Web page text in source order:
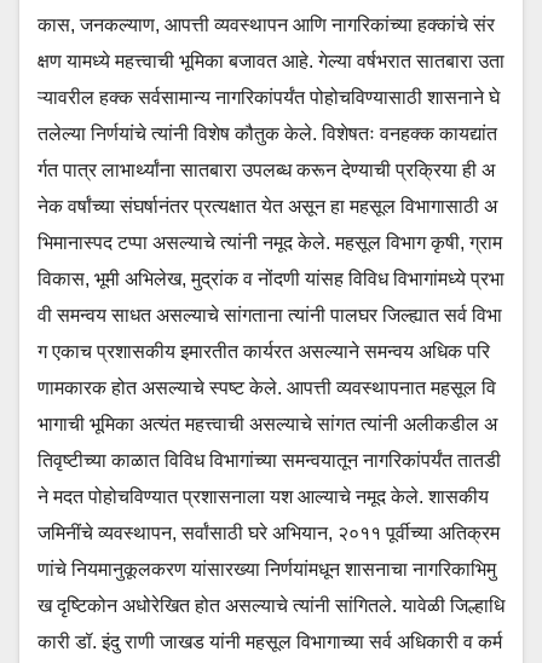
कास, जनकल्याण, आपत्ती व्यवस्थापन आणि नागरिकांच्या हक्कांचे संर
क्षण यामध्ये महत्त्वाची भूमिका बजावत आहे. गेल्या वर्षभरात सातबारा उता
ऱ्यावरील हक्क सर्वसामान्य नागरिकांपर्यंत पोहोचविण्यासाठी शासनाने घे
तलेल्या निर्णयांचे त्यांनी विशेष कौतुक केले. विशेषतः वनहक्क कायद्यांत
र्गत पात्र लाभार्थ्यांना सातबारा उपलब्ध करून देण्याची प्रक्रिया ही अ
नेक वर्षांच्या संघर्षानंतर प्रत्यक्षात येत असून हा महसूल विभागासाठी अ
भिमानास्पद टप्पा असल्याचे त्यांनी नमूद केले. महसूल विभाग कृषी, ग्राम
विकास, भूमी अभिलेख, मुद्रांक व नोंदणी यांसह विविध विभागांमध्ये प्रभा
वी समन्वय साधत असल्याचे सांगताना त्यांनी पालघर जिल्ह्यात सर्व विभा
ग एकाच प्रशासकीय इमारतीत कार्यरत असल्याने समन्वय अधिक परि
णामकारक होत असल्याचे स्पष्ट केले. आपत्ती व्यवस्थापनात महसूल वि
भागाची भूमिका अत्यंत महत्त्वाची असल्याचे सांगत त्यांनी अलीकडील अ
तिवृष्टीच्या काळात विविध विभागांच्या समन्वयातून नागरिकांपर्यंत तातडी
ने मदत पोहोचविण्यात प्रशासनाला यश आल्याचे नमूद केले. शासकीय
जमिनींचे व्यवस्थापन, सर्वांसाठी घरे अभियान, २०११ पूर्वीच्या अतिक्रम
णांचे नियमानुकूलकरण यांसारख्या निर्णयांमधून शासनाचा नागरिकाभिमु
ख दृष्टिकोन अधोरेखित होत असल्याचे त्यांनी सांगितले. यावेळी जिल्हाधि
कारी डॉ. इंदु राणी जाखड यांनी महसूल विभागाच्या सर्व अधिकारी व कर्म